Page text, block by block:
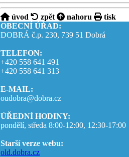
úvod zpět nahoru
tisk
OBECNÍ ÚŘAD:
DOBRÁ č.p. 230, 739 51 Dobrá
TELEFON:
+420 558 641 491
+420 558 641 313
E-MAIL:
oudobra@dobra.cz
ÚŘEDNÍ HODINY:
pondělí, středa 8:00-12:00, 12:30-17:00
Starší verze webu:
old.dobra.cz